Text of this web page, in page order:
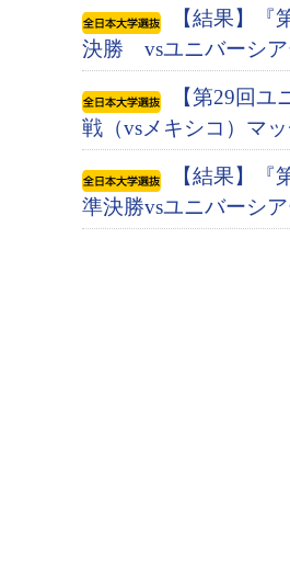
【結果】
決勝 vsユニバーシア
【第29回
戦（vsメキシコ）マ
【結果】
準決勝vsユニバーシ